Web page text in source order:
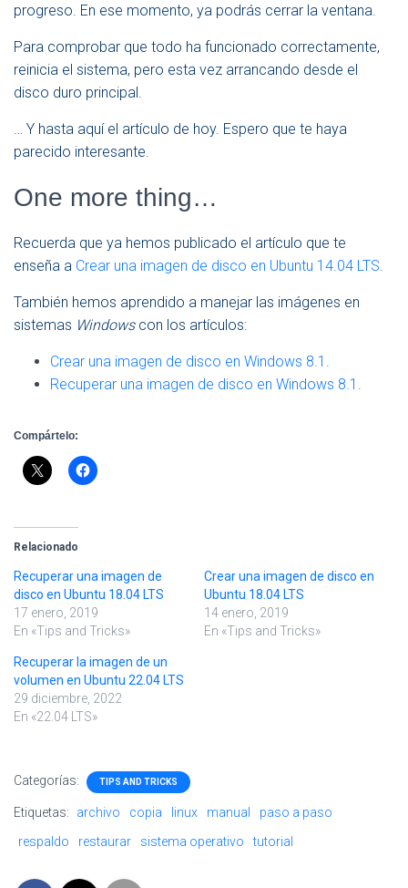
progreso. En ese momento, ya podrás cerrar la ventana.
Para comprobar que todo ha funcionado correctamente,
reinicia el sistema, pero esta vez arrancando desde el
disco duro principal.
… Y hasta aquí el artículo de hoy. Espero que te haya
parecido interesante.
One more thing…
Recuerda que ya hemos publicado el artículo que te
enseña a Crear una imagen de disco en Ubuntu 14.04 LTS.
También hemos aprendido a manejar las imágenes en
sistemas Windowscon los artículos:
Crear una imagen de disco en Windows 8.1 .
Recuperar una imagen de disco en Windows 8.1 .
Compártelo:
Relacionado
Recuperar una imagen de
disco en Ubuntu 18.04 LTS
17 enero, 2019
En «Tips and Tricks»
Crear una imagen de disco en
Ubuntu 18.04 LTS
14 enero, 2019
En «Tips and Tricks»
Recuperar la imagen de un
volumen en Ubuntu 22.04 LTS
29 diciembre, 2022
En «22.04 LTS»
Categorías: TIPS AND TRICKS
Etiquetas: archivo copia linux manual
paso a paso
respaldo
restaurar sistema operativo tutorial